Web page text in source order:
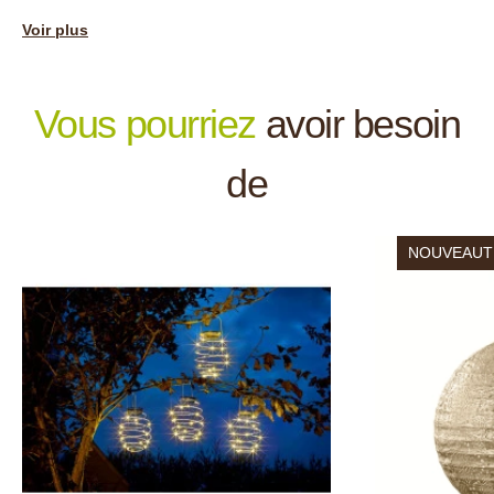
Les "+" de Jardin et Saisons :
Voir plus
Vous pourriez avoir besoin
de